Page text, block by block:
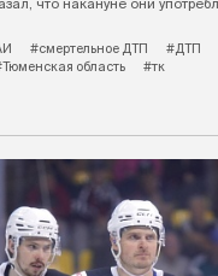
что накануне они
#смертельное ДТП
#ДТП
область #тк